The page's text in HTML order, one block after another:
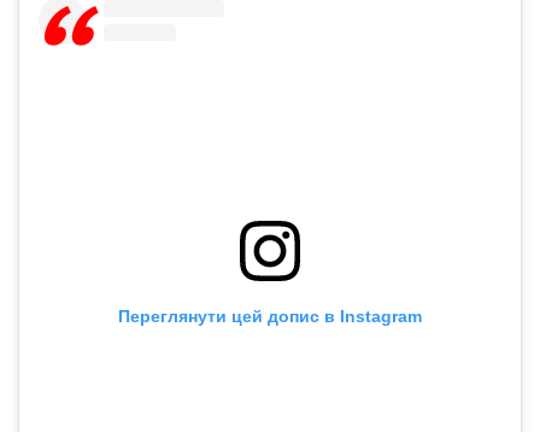
Переглянути цей допис в Instagram